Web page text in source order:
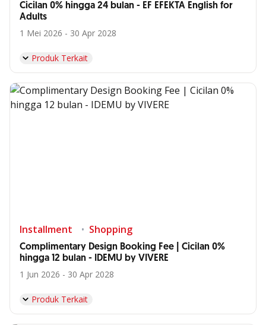
Cicilan 0% hingga 24 bulan - EF EFEKTA English for
Adults
1 Mei 2026 - 30 Apr 2028
Produk Terkait
Installment Shopping
Complimentary Design Booking Fee | Cicilan 0%
hingga 12 bulan - IDEMU by VIVERE
1 Jun 2026 - 30 Apr 2028
Produk Terkait